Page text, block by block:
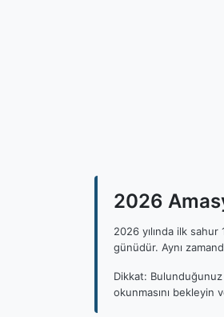
2026
2026 yılında ilk
günüdür. Aynı
Dikkat:
okunmasını bekleyin